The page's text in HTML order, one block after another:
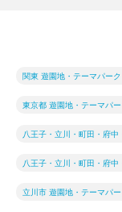
関東 遊園地・テーマパー
東京都 遊園地・テーマパ
八王子・立川・町田・府
八王子・立川・町田・府中
立川市 遊園地・テーマパ